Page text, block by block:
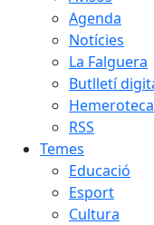
Agenda
Notícies
La Falguera
Butlletí
Hemeroteca
RSS
Temes
Educació
Esport
Cultura